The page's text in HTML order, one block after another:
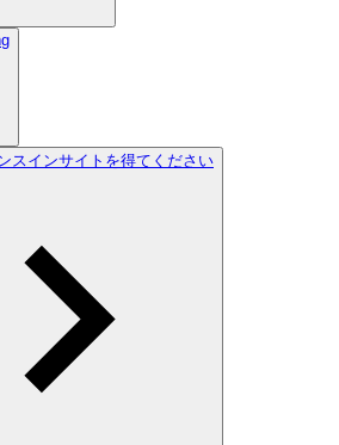
スインサイトを得てください